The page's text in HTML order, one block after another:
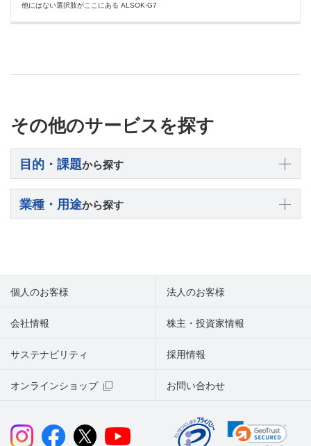
他にはない選択肢がここにある ALSOK-G7
その他のサービスを探す
目的・課題から探す
業種・用途から探す
個人のお客様 法人のお客様
会社情報 株主・投資家情報
サステナビリティ
オンラインショップ お問い合わせ
採用情報